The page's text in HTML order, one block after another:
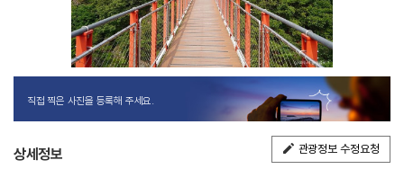
직접 찍은 사진을 등록해 주세요.
상세정보 관광정보 수정요청